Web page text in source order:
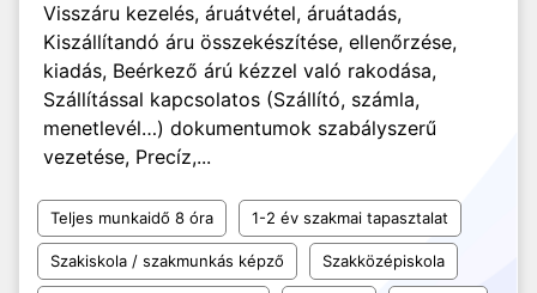
Visszáru kezelés, áruátvétel, áruátadás,
Kiszállítandó áru összekészítése, ellenőrzése,
kiadás, Beérkező árú kézzel való rakodása,
Szállítással kapcsolatos (Szállító, számla,
menetlevél…) dokumentumok szabályszerű
vezetése, Precíz,...
Teljes munkaidő 8 óra 1-2 év szakmai tapasztalat
Szakiskola / szakmunkás képző Szakközépiskola